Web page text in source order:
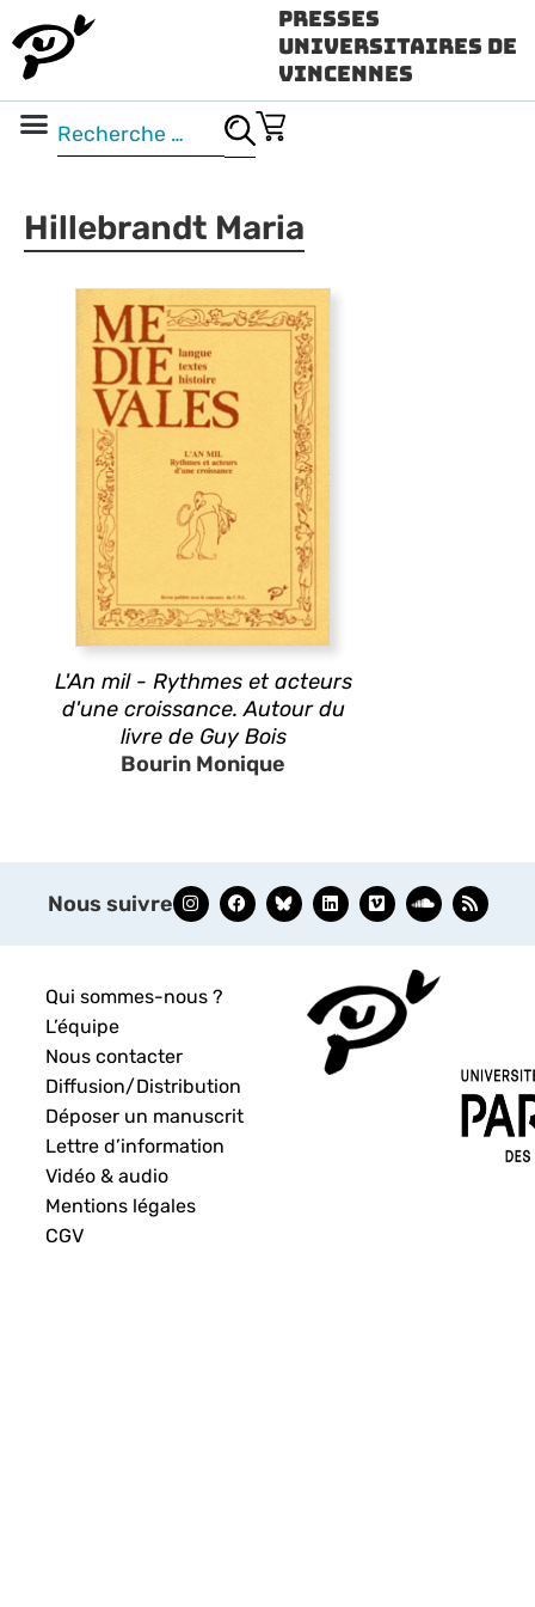
Presses
Universitaires de
Vincennes
Hillebrandt Maria
L'An mil - Rythmes et acteurs
d'une croissance. Autour du
livre de Guy Bois
Bourin Monique
Nous suivre
Qui sommes-nous ?
L’équipe
Nous contacter
Diffusion/Distribution
Déposer un manuscrit
Lettre d’information
Vidéo & audio
Mentions légales
CGV